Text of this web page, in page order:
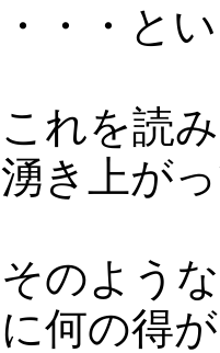
・・・と
これを読
湧き上が
そのよう
に何の得